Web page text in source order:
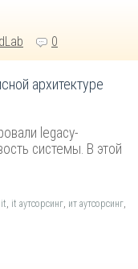
0
архитектуре
legacy-
системы. В этой
it, it аутсорсинг, ит аутсорсинг,